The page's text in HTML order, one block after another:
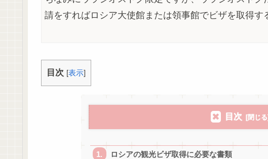
請をすればロシア大使館または領事館でビザを取得す
目次 [表示]
目次
ロシアの観光ビザ取得に必要な書類